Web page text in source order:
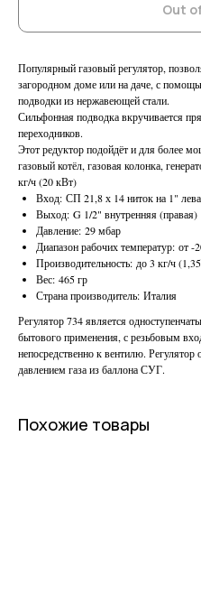
Out
Популярный газовый регулятор,
загородном доме или на даче, с
подводки из нержавеющей стали.
Сильфонная подводка вкручивается
переходников.
Этот редуктор подойдёт и для более
газовый котёл, газовая колонка,
кг/ч (20 кВт)
Вход: СП 21,8 х 14 ниток на 1"
Выход: G 1/2" внутренняя (правая)
Давление: 29 мбар
Диапазон рабочих температур: от
Производительность: до 3 кг/ч
Вес: 465 гр
Страна производитель: Италия
Регулятор 734 является
бытового применения, с резьбовым
непосредственно к вентилю. Регулятор
давлением газа из баллона СУГ.
Похожие товары